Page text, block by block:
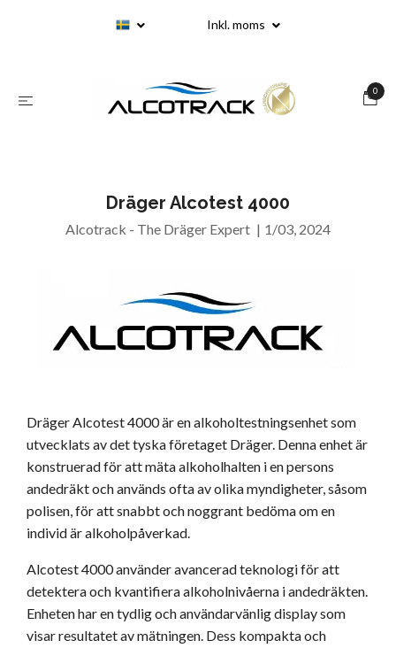
Inkl. moms
0
Dräger Alcotest 4000
Alcotrack - The Dräger Expert | 1/03, 2024
Dräger Alcotest 4000 är en alkoholtestningsenhet som
utvecklats av det tyska företaget Dräger. Denna enhet är
konstruerad för att mäta alkoholhalten i en persons
andedräkt och används ofta av olika myndigheter, såsom
polisen, för att snabbt och noggrant bedöma om en
individ är alkoholpåverkad.
Alcotest 4000 använder avancerad teknologi för att
detektera och kvantifiera alkoholnivåerna i andedräkten.
Enheten har en tydlig och användarvänlig display som
visar resultatet av mätningen. Dess kompakta och